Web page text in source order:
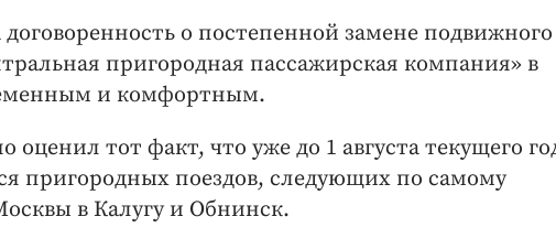
о постепенной замене подвижного
пригородная пассажирская компания» в
и комфортным.
тот факт, что уже до 1 августа текущего
пригородных поездов, следующих по самому
в Калугу и Обнинск.